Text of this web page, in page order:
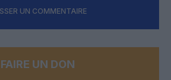
UN COMMENTAIRE
FAIRE UN DON